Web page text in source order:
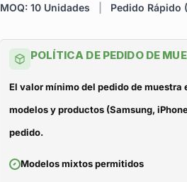
MOQ: 10 Unidades Pedido Rápido
POLÍTICA DE PEDIDO DE
El valor mínimo del pedido de muestra
modelos y productos (Samsung,
pedido.
Modelos mixtos permitidos